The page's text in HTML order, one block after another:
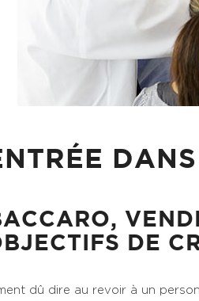
DE
dû dire au revoir à un